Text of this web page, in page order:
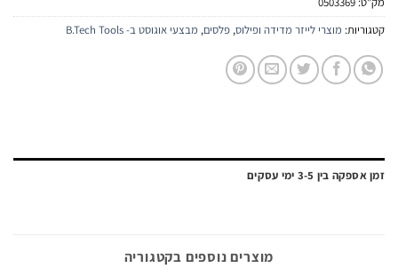
מוצרי לייזר מדידה ופילוס, פלסים, מבצעי אוגוסט ב- B.Tech Tools
בין 3-5 ימי עסקים
מוצרים נוספים בקטגוריה